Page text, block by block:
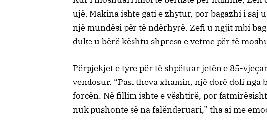
ujë. Makina ishte gati e zhytur, por bagazhi i saj
një mundësi për të ndërhyrë. Zefi u ngjit mbi
duke u bërë kështu shpresa e vetme për të
Përpjekjet e tyre për të shpëtuar jetën e 85-
vendosur. “Pasi theva xhamin, një dorë doli nga
forcën. Në fillim ishte e vështirë, por
nuk pushonte së na falënderuari,” tha ai me